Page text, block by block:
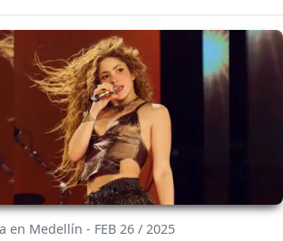
en Medellín - FEB 26 / 2025